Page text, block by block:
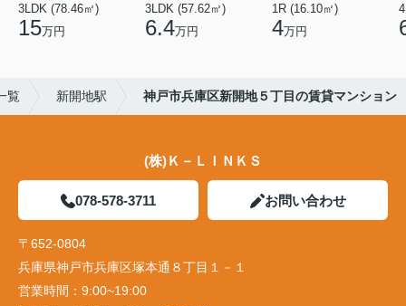
3LDK (78.46㎡)
15万円
3LDK (57.62㎡)
6.4万円
1R (16.10㎡)
4万円
覧 新開地駅 神戸市兵庫区新開地５丁目の賃貸マンション
(株)Ｋ－ＬＩＮＫＳ
078-578-3711 お問い合わせ
〒652-0804
兵庫県神戸市兵庫区塚本通８丁目１－１
営業時間： 9:00~19:00